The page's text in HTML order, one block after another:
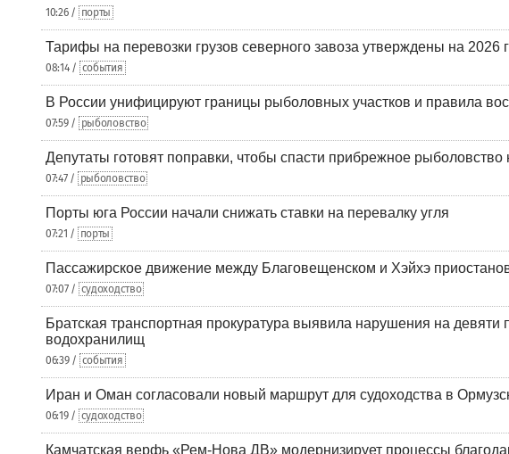
10:26 / порты
Тарифы на перевозки грузов северного завоза утверждены на 2026
08:14 / события
В России унифицируют границы рыболовных участков и правила
07:59 / рыболовство
Депутаты готовят поправки, чтобы спасти прибрежное
07:47 / рыболовство
Порты юга России начали снижать ставки на перевалку угля
07:21 / порты
Пассажирское движение между Благовещенском и Хэйхэ
07:07 / судоходство
Братская транспортная прокуратура выявила нарушения на девяти
водохранилищ
06:39 / события
Иран и Оман согласовали новый маршрут для судоходства в
06:19 / судоходство
Камчатская верфь «Рем-Нова ДВ» модернизирует процессы